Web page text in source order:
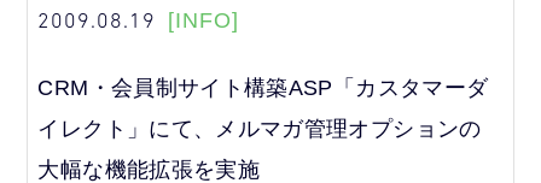
2009.08.19 [INFO]
CRM・会員制サイト構築ASP「カスタマーダ
イレクト」にて、メルマガ管理オプションの
大幅な機能拡張を実施